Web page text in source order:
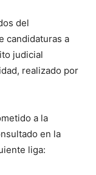
del
candidaturas a
judicial
realizado por
a la
en la
liga: